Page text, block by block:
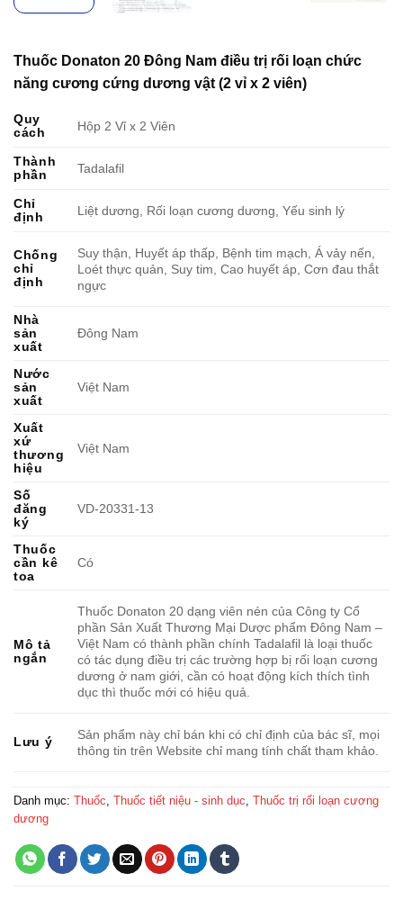
Thuốc Donaton 20 Đông Nam điều trị rối loạn chức
năng cương cứng dương vật (2 vỉ x 2 viên)
Quy
cách
Hộp 2 Vỉ x 2 Viên
Thành
phần
Tadalafil
Chỉ
định
Liệt dương, Rối loạn cương dương, Yếu sinh lý
Chống
chỉ
định
Suy thận, Huyết áp thấp, Bệnh tim mạch, Á vảy nến,
Loét thực quản, Suy tim, Cao huyết áp, Cơn đau thắt
ngực
Nhà
sản
xuất
Đông Nam
Nước
sản
xuất
Việt Nam
Xuất
xứ
thương
hiệu
Việt Nam
Số
đăng
ký
VD-20331-13
Thuốc
cần kê
toa
Có
Mô tả
ngắn
Thuốc Donaton 20 dạng viên nén của Công ty Cổ
phần Sản Xuất Thương Mại Dược phẩm Đông Nam –
Việt Nam có thành phần chính Tadalafil là loại thuốc
có tác dụng điều trị các trường hợp bị rối loạn cương
dương ở nam giới, cần có hoạt động kích thích tình
dục thì thuốc mới có hiệu quả.
Lưu ý
Sản phẩm này chỉ bán khi có chỉ định của bác sĩ, mọi
thông tin trên Website chỉ mang tính chất tham khảo.
Danh mục: Thuốc Thuốc tiết niệu - sinh dục Thuốc trị rối loạn cương
dương